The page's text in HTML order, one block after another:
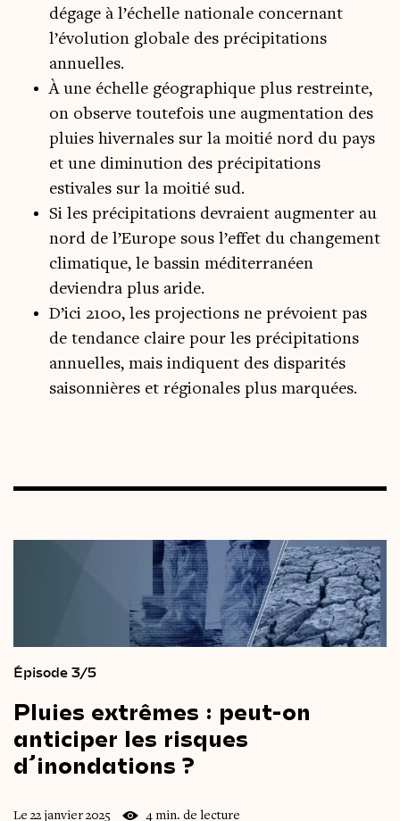
dégage à l’échelle nationale concernant
l’évolution globale des précipitations
annuelles.
À une échelle géographique plus restreinte,
on observe toutefois une augmentation des
pluies hivernales sur la moitié nord du pays
et une diminution des précipitations
estivales sur la moitié sud.
Si les précipitations devraient augmenter au
nord de l’Europe sous l’effet du changement
climatique, le bassin méditerranéen
deviendra plus aride.
D’ici 2100, les projections ne prévoient pas
de tendance claire pour les précipitations
annuelles, mais indiquent des disparités
saisonnières et régionales plus marquées.
Épisode 3/5
Pluies extrêmes : peut-on
anticiper les risques
d’inondations ?
Le 22 janvier 2025 4 min. de lecture